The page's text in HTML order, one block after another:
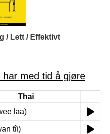
/ Lett / Effektivt
med tid å gjøre
Thai
laa)
tîi)